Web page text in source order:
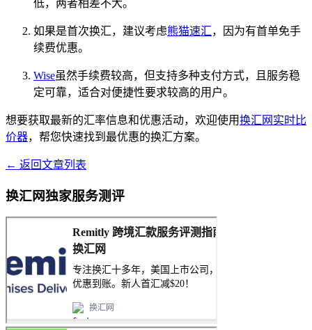
低，两者相差不大。
如果是首次换汇，建议考虑熊猫速汇，因为有首单免手
续费优惠。
Wise虽然手续费较高，但支持多种支付方式，且服务稳
定可靠，适合对便捷性要求较高的用户。
想要获取最新的汇率信息和优惠活动，欢迎使用换汇网实时比
价器，帮您快速找到最优惠的换汇方案。
← 返回文章列表
换汇网独家服务测评